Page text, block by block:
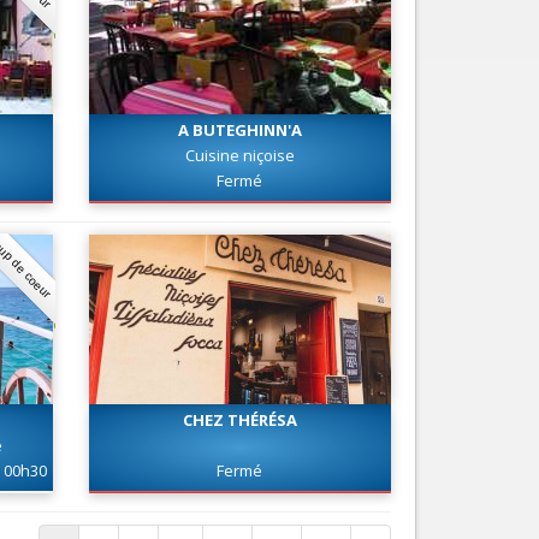
A BUTEGHINN'A
Cuisine niçoise
Fermé
coeur
00h30
CHEZ THÉRÉSA
Fermé